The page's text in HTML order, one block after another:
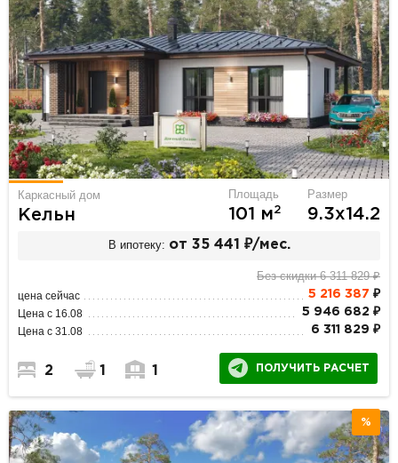
Каркасный дом
Кельн
Площадь
101 м2
Размер
9.3х14.2
В ипотеку: от 35 441 ₽/мес.
Без скидки 6 311 829 ₽
цена сейчас 5 216 387 ₽
Цена с 16.08 5 946 682 ₽
Цена с 31.08 6 311 829 ₽
2 1 1 ПОЛУЧИТЬ РАСЧЕТ
%